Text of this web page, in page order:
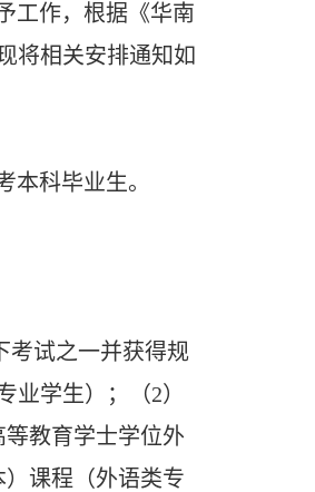
工作，根据《华南
将相关安排通知如
本科毕业生。
考试之一并获得规
学生）；（2）
教育学士学位外
课程（外语类专